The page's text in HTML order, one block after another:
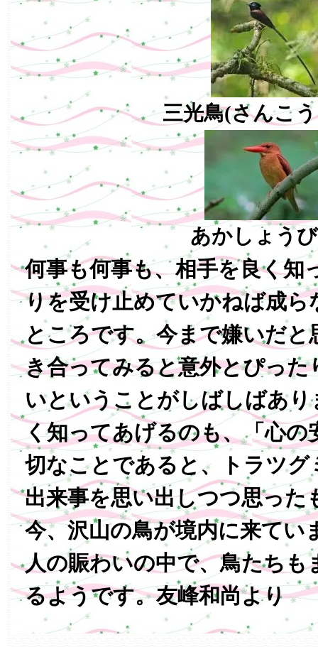
三光鳥(さんこう
あかしょう
何事も何事も、相手を良く知
りを受け止めていかねば成ら
ところです。今まで嫌いだと
き合ってみると意外とぴった
いということがしばしばあ
く知ってあげるのも、「心の
切なことであると、トラツグ
出来事を思い出しつつ思った
今、沢山の鳥が境内に来てい
人の賑わいの中で、鳥たちも
るようです。友峰和尚より